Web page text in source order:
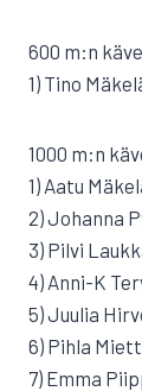
600 m:n
1) Tino
1000 m:n
1) Aatu
2) Johanna
3) Pilvi
4) Anni-K
5) Juulia
6) Pihla
7) Emma